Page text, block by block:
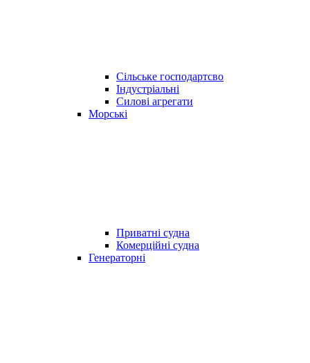
Сільське господартсво
Індустріальні
Силові агрегати
Морські
Приватні судна
Комерційні судна
Генераторні